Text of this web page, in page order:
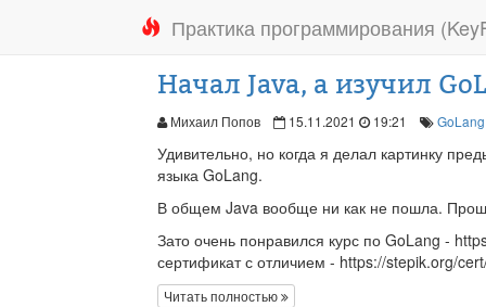
Практика программирования
Начал Java, а изучил
Михаил Попов 15.11.2021 19:21 GoLang
Удивительно, но когда я делал картинку
языка GoLang.
В общем Java вообще ни как не пошла.
Зато очень понравился курс по GoLang -
сертификат с отличием - https://stepik.org/
Читать полностью